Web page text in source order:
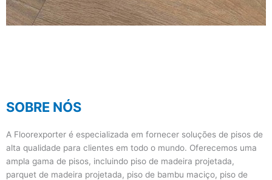
ODM. Você pode personalizar
tratamento para atender às
necessidades de seus projetos
SOBRE NÓS
A Floorexporter é especializada em fornecer soluções de pisos de
alta qualidade para clientes em todo o mundo. Oferecemos uma
ampla gama de pisos, incluindo piso de madeira projetada,
parquet de madeira projetada, piso de bambu maciço, piso de